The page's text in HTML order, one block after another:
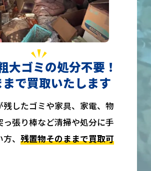
大ゴミの処分不要！
で買取いたします
残したゴミや家具、家電、物
っ張り棒など清掃や処分に手
、 残置物そのままで買取可